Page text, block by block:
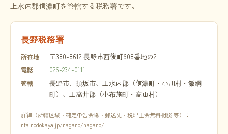
上水内郡信濃町を管轄する税務署です。
長野税務署
所在地 〒380-8612 長野市西後町608番地の2
電話 026-234-0111
管轄
長野市、須坂市、上水内郡（信濃町・小川村・飯綱
町）、上高井郡（小布施町・高山村）
詳細（所轄区域・確定申告会場・郵送先・税理士会無料相談 等）：
nta.nodokaya.jp/nagano/nagano/